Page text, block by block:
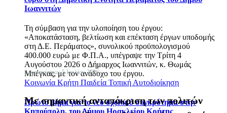
Ιωαννιτών
Τη σύμβαση για την υλοποίηση του έργου:
«Αποκατάσταση, βελτίωση και επέκταση έργων υποδομής
στη Δ.Ε. Περάματος», συνολικού προϋπολογισμού
400.000 ευρώ με Φ.Π.Α., υπέγραψε την Τρίτη 4
Αυγούστου 2026 ο Δήμαρχος Ιωαννιτών, κ. Θωμάς
Μπέγκας, με τον ανάδοχο του έργου.
Κοινωνία Κρήτη Παιδεία Τοπική Αυτοδιοίκηση
Πρώτο βήμα για το νέο σχολικό συγκρότημα στην
Δημοσιεύτηκε: 5 Ιουλίου 2026
Με σημαντική ανταπόκριση των πολιτών